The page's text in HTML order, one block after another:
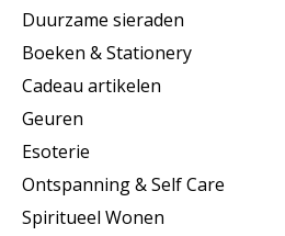
Duurzame sieraden
Boeken & Stationery
Cadeau artikelen
Geuren
Esoterie
Ontspanning & Self Care
Spiritueel Wonen